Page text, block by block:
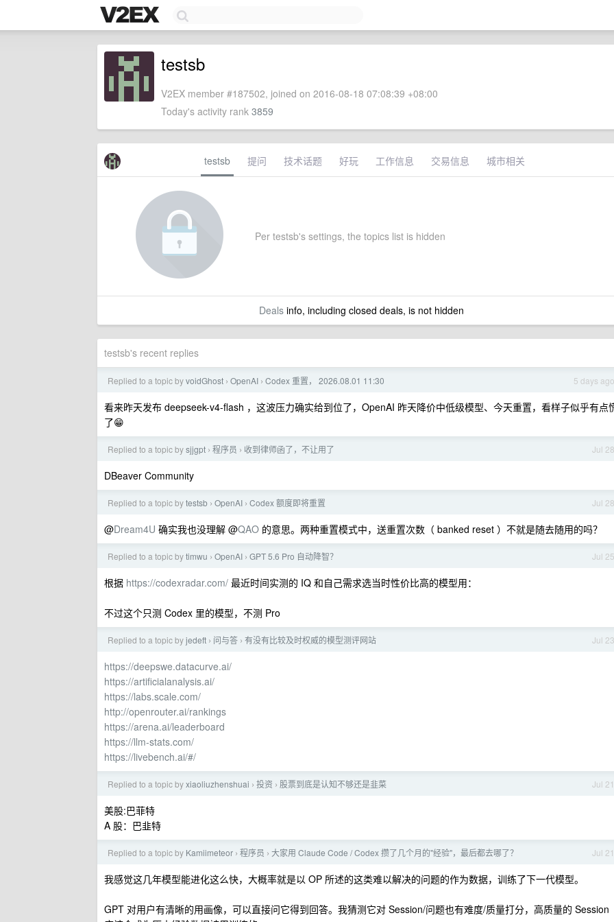
testsb
V2EX member #187502, joined on 2016-08-18 07:08:39 +08:00
Today's activity rank 3859
testsb 提问 技术话题 好玩 工作信息 交易信息 城市相关
Per testsb's settings, the topics list is hidden
Dealsinfo, including closed deals, is not hidden
testsb's recent replies
5 days ago
Replied to a topic byvoidGhost › OpenAI › Codex 重置， 2026.08.01 11:30
看来昨天发布 deepseek-v4-flash ，这波压力确实给到位了，OpenAI 昨天降价中低级模型、今天重置，看样子似乎有点
了😁
Jul 28
Replied to a topic bysjjgpt › 程序员 › 收到律师函了，不让用了
DBeaver Community
Jul 28
Replied to a topic bytestsb › OpenAI › Codex 额度即将重置
@Dream4U 确实我也没理解 @QAO 的意思。两种重置模式中，送重置次数（ banked reset ）不就是随去随用的吗？
Jul 25
Replied to a topic bytimwu › OpenAI › GPT 5.6 Pro 自动降智？
根据 https://codexradar.com/ 最近时间实测的 IQ 和自己需求选当时性价比高的模型用：
不过这个只测 Codex 里的模型，不测 Pro
Jul 23
Replied to a topic byjedeft › 问与答 › 有没有比较及时权威的模型测评网站
https://deepswe.datacurve.ai/
https://artificialanalysis.ai/
https://labs.scale.com/
http://openrouter.ai/rankings
https://arena.ai/leaderboard
https://llm-stats.com/
https://livebench.ai/#/
Jul 21
Replied to a topic byxiaoliuzhenshuai › 投资 › 股票到底是认知不够还是韭菜
美股:巴菲特
A 股：巴韭特
Jul 21
Replied to a topic by Kamiimeteor › 程序员 › 大家用 Claude Code / Codex 攒了几个月的"经验"，最后都去哪了？
我感觉这几年模型能进化这么快，大概率就是以 OP 所述的这类难以解决的问题的作为数据，训练了下一代模型。
GPT 对用户有清晰的用画像，可以直接问它得到回答。我猜测它对 Session/问题也有难度/质量打分，高质量的 Session